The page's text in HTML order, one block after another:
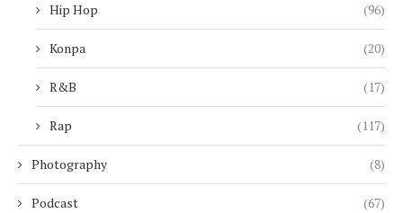
Hip Hop (96)
Konpa (20)
R&B (17)
Rap (117)
Photography (8)
Podcast (67)